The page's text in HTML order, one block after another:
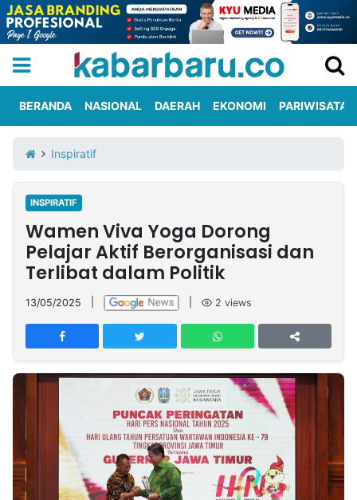
Iklan
Berita
Kami
Nasional
International
Olahraga
Entertainment
Daerah
Pariwisata
Kuliner
Kolom
Network
PT
TREETAN
INDONESIA
Insight
NTB
Suara
Time
Lens
IDN
Daily
Jogja
Jalan
Rakyat
Idealita
News
Kita
Notice
Radar
Baru
Seedbacklink
BERANDA NASIONAL DAERAH EKONOMI PARIWISATA
Inspiratif
INSPIRATIF
Wamen Viva Yoga Dorong
Pelajar Aktif Berorganisasi dan
Terlibat dalam Politik
13/05/2025 2 views